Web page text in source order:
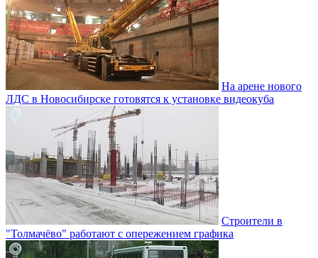
На арене нового
ЛДС в Новосибирске готовятся к установке видеокуба
Строители в
"Толмачёво" работают с опережением графика